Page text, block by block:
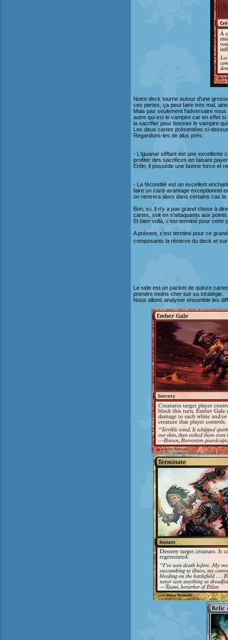
Notre deck tourne autour d'une
ces pertes, ça peut faire très mal,
Mais pas seulement l'adversaire
autre qui est le vampire car en effet
la sacrifier pour booster le vampire
Les deux cartes présentées ci-
Regardons-les de plus près:
- L'iguanar sifflant est une excellente
profiter des sacrifices en faisant
Enfin, il possède une bonne force et
- La fécondité est un excellent
faire un card-avantage exceptionnel
on rentrera alors dans certains cas la
Bon, ici, il n'y a pas grand chose à
cartes, soit en s'attaquants aux
Et bien voilà, c'est terminé pour cette
A présent, c'est terminé pour ce
composants la réserve du deck et
Le side est un packet de quinze
prendre moins cher sur sa stratégie.
Nous allons analyser ensemble les